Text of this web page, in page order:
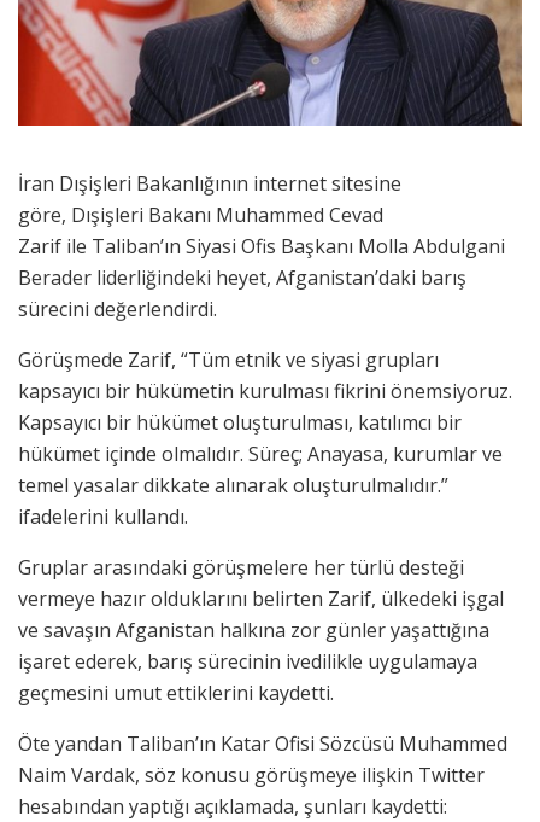
İran Dışişleri Bakanlığının internet sitesine
göre, Dışişleri Bakanı Muhammed Cevad
Zarif ile Taliban’ın Siyasi Ofis Başkanı Molla Abdulgani
Berader liderliğindeki heyet, Afganistan’daki barış
sürecini değerlendirdi.
Görüşmede Zarif, “Tüm etnik ve siyasi grupları
kapsayıcı bir hükümetin kurulması fikrini önemsiyoruz.
Kapsayıcı bir hükümet oluşturulması, katılımcı bir
hükümet içinde olmalıdır. Süreç; Anayasa, kurumlar ve
temel yasalar dikkate alınarak oluşturulmalıdır.”
ifadelerini kullandı.
Gruplar arasındaki görüşmelere her türlü desteği
vermeye hazır olduklarını belirten Zarif, ülkedeki işgal
ve savaşın Afganistan halkına zor günler yaşattığına
işaret ederek, barış sürecinin ivedilikle uygulamaya
geçmesini umut ettiklerini kaydetti.
Öte yandan Taliban’ın Katar Ofisi Sözcüsü Muhammed
Naim Vardak, söz konusu görüşmeye ilişkin Twitter
hesabından yaptığı açıklamada, şunları kaydetti: